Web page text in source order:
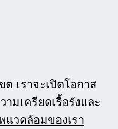
เราจะเปิดโอกาส
มเครียดเรื้อรังและ
วดล้อมของเรา